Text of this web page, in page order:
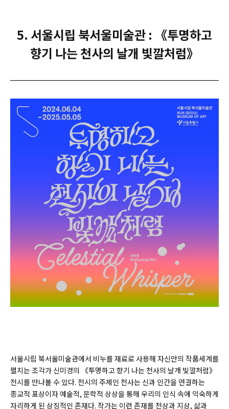
5. 서울시립 북서울미술관 : 《투명하고
향기 나는 천사의 날개 빛깔처럼》
서울시립 북서울미술관에서 비누를 재료로 사용해 자신만의 작품세계를
펼치는 조각가 신미경의 《투명하고 향기 나는 천사의 날개 빛깔처럼》
전시를 만나볼 수 있다. 전시의 주제인 천사는 신과 인간을 연결하는
종교적 표상이자 예술적, 문학적 상상을 통해 우리의 인식 속에 익숙하게
자리하게 된 상징적인 존재다. 작가는 이런 존재를 천상과 지상, 삶과